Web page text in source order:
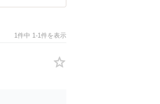
1件中 1-1件を表示